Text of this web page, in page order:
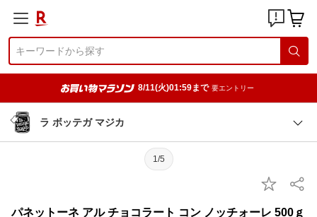
8/11(火)01:59まで 要エントリー
ラ ボッテガ マジカ
1/5
パネットーネ アル チョコラート コン ノッチォーレ 500ｇ